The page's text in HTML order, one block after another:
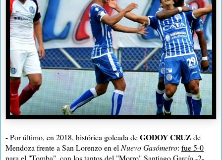
- Por último, en 2018, histórica goleada deGODOY CRUZ de
Mendoza frente a San Lorenzo en el Nuevo Gasómetro: fue 5-0
para el "Tomba", con los tantos del "Morro" Santiago García -2-,